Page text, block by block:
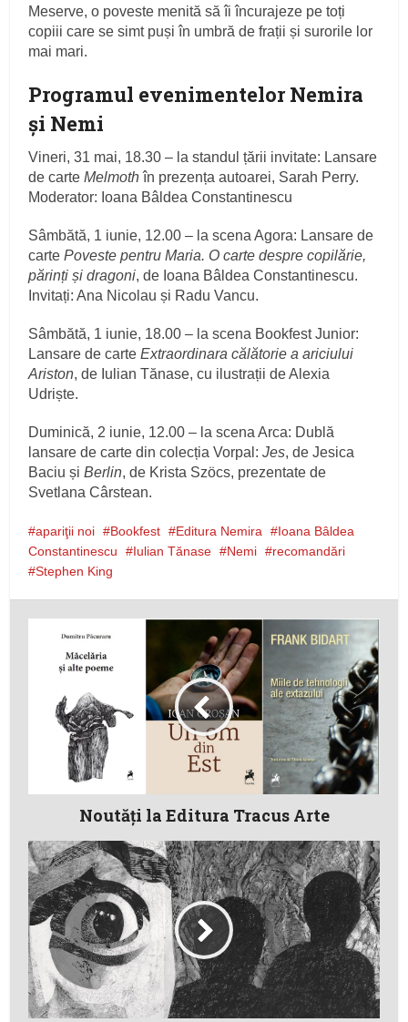
Meserve, o poveste menită să îi încurajeze pe toți
copiii care se simt puși în umbră de frații și surorile lor
mai mari.
Programul evenimentelor Nemira
și Nemi
Vineri, 31 mai, 18.30 – la standul țării invitate: Lansare
de carteMelmothîn prezența autoarei, Sarah Perry.
Moderator: Ioana Bâldea Constantinescu
Sâmbătă, 1 iunie, 12.00 – la scena Agora: Lansare de
cartePoveste pentru Maria. O carte despre copilărie,
părinți și dragoni, de Ioana Bâldea Constantinescu.
Invitați: Ana Nicolau și Radu Vancu.
Sâmbătă, 1 iunie, 18.00 – la scena Bookfest Junior:
Lansare de carteExtraordinara călătorie a ariciului
Ariston, de Iulian Tănase, cu ilustrații de Alexia
Udriște.
Duminică, 2 iunie, 12.00 – la scena Arca: Dublă
lansare de carte din colecția Vorpal:Jes, de Jesica
Baciu șiBerlin, de Krista Szöcs, prezentate de
Svetlana Cârstean.
apariţii noi Bookfest Editura Nemira
Ioana Bâldea
Constantinescu
Iulian Tănase Nemi
recomandări
Stephen King
Noutăţi la Editura Tracus Arte